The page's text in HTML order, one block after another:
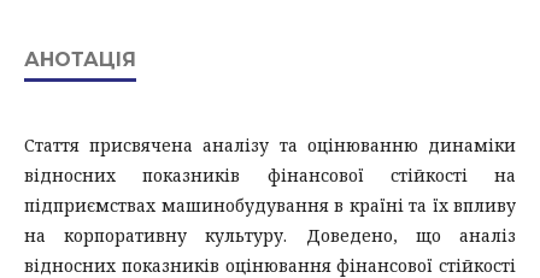
АНОТАЦІЯ
Стаття присвячена аналізу та оцінюванню динаміки
відносних показників фінансової стійкості на
підприємствах машинобудування в країні та їх впливу
на корпоративну культуру. Доведено, що аналіз
відносних показників оцінювання фінансової стійкості